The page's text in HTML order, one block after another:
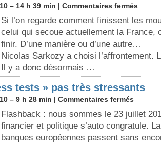
– 14 h 39 min | Commentaires fermés
Si l’on regarde comment finissent les
celui qui secoue actuellement la France,
finir. D’une manière ou d’une autre…
Nicolas Sarkozy a choisi l’affrontement.
Il y a donc désormais …
tests » pas très stressants
– 9 h 28 min | Commentaires fermés
Flashback : nous sommes le 23 juillet
financier et politique s’auto congratule.
banques européennes passent sans